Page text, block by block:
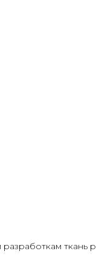
ткань